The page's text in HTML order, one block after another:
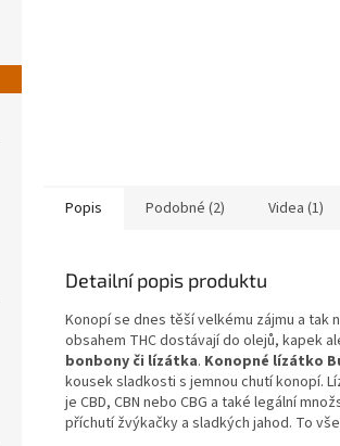
Popis Podobné (2) Videa (1)
Detailní popis produktu
Konopí se dnes těší velkému zájmu a tak
obsahem THC dostávají do olejů, kapek
bonbony či lízátka. Konopné lízátko
kousek sladkosti s jemnou chutí konopí.
je CBD, CBN nebo CBG a také legální
příchutí žvýkačky a sladkých jahod. To